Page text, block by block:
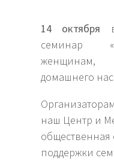
14 октября
семинар
женщинам,
домашнего
наш Центр и
общественная
поддержки